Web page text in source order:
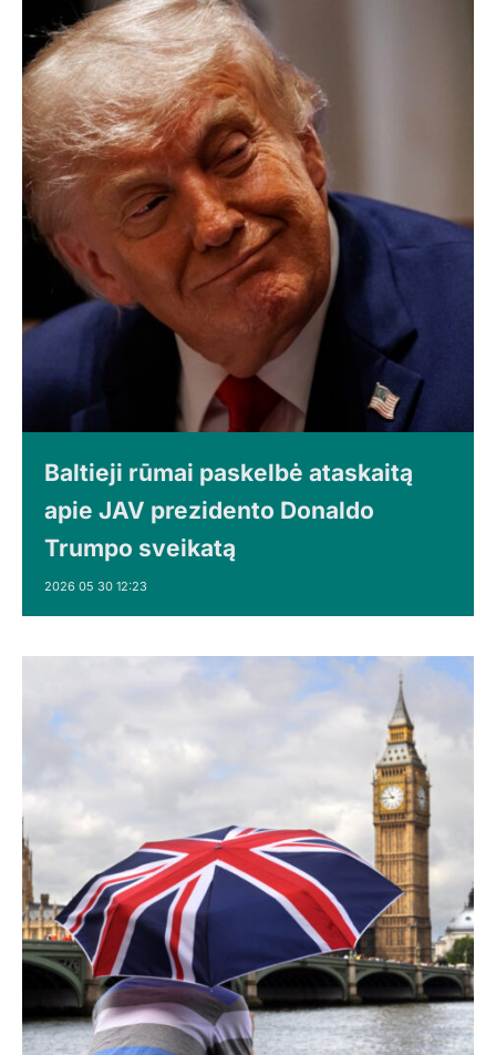
Baltieji rūmai paskelbė ataskaitą
apie JAV prezidento Donaldo
Trumpo sveikatą
2026 05 30 12:23